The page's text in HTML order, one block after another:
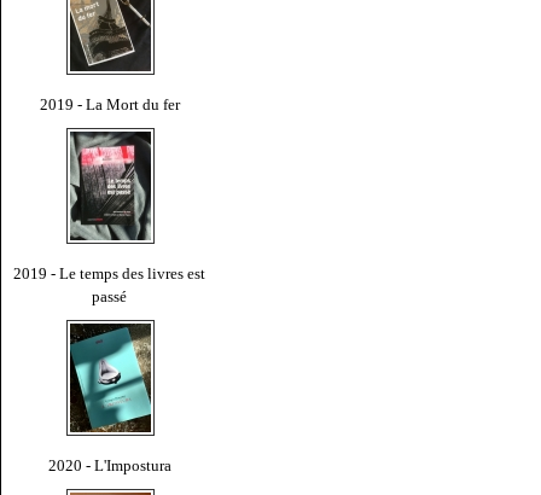
2019 - La Mort du fer
2019 - Le temps des livres est
passé
2020 - L'Impostura